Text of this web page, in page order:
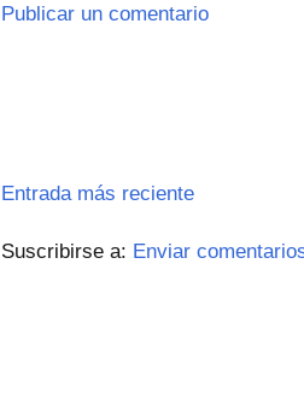
Publicar un comentario
Entrada más reciente
Suscribirse a: Enviar